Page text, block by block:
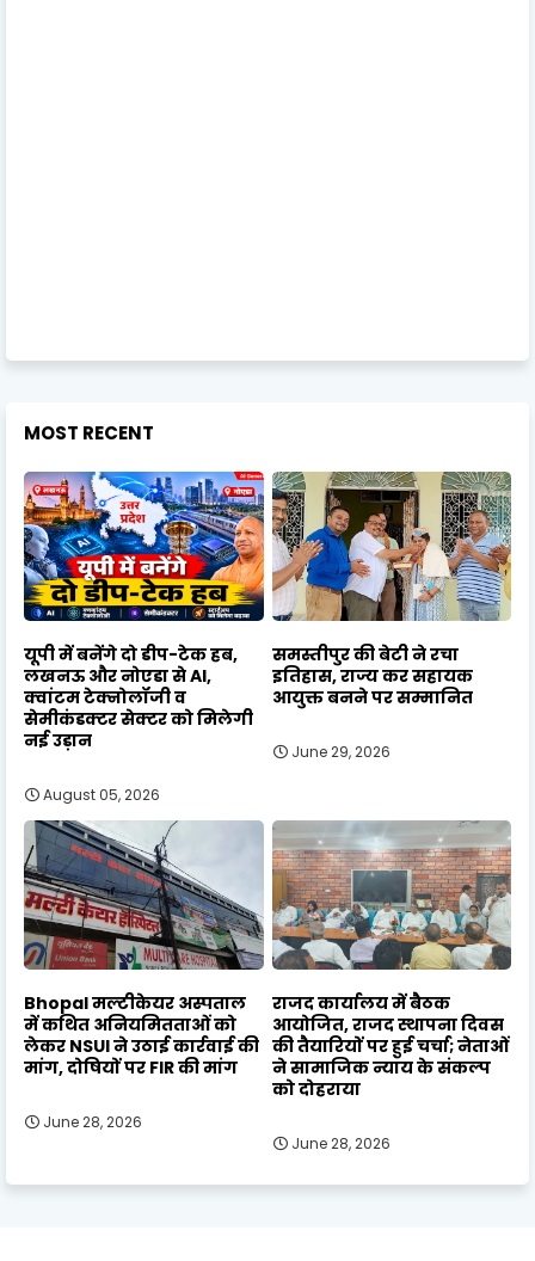
MOST RECENT
यूपी में बनेंगे दो डीप-टेक हब,
लखनऊ और नोएडा से AI,
क्वांटम टेक्नोलॉजी व
सेमीकंडक्टर सेक्टर को मिलेगी
नई उड़ान
August 05, 2026
समस्तीपुर की बेटी ने रचा
इतिहास, राज्य कर सहायक
आयुक्त बनने पर सम्मानित
June 29, 2026
Bhopal मल्टीकेयर अस्पताल
में कथित अनियमितताओं को
लेकर NSUI ने उठाई कार्रवाई की
मांग, दोषियों पर FIR की मांग
June 28, 2026
राजद कार्यालय में बैठक
आयोजित, राजद स्थापना दिवस
की तैयारियों पर हुई चर्चा; नेताओं
ने सामाजिक न्याय के संकल्प
को दोहराया
June 28, 2026